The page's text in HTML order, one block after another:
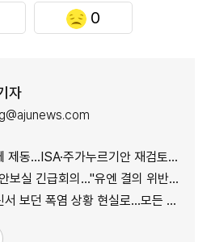
0
자
동…ISA·주가누르기안 재검토 지시
급회의…"유엔 결의 위반, 즉각 중단 촉구"
염 상황 현실로…모든 행정력 총동원하라"